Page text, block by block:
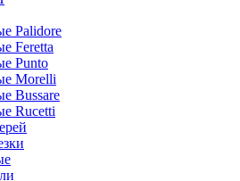
Palidore
Feretta
Punto
Morelli
Bussare
Rucetti